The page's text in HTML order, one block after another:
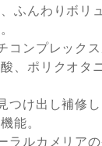
ふんわりボリ
コンプレック
、ポリクオタ
け出し補修し
能。
ルカメリアの